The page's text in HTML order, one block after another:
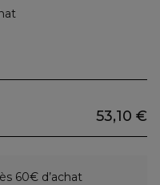
53,10 €
60€ d’achat